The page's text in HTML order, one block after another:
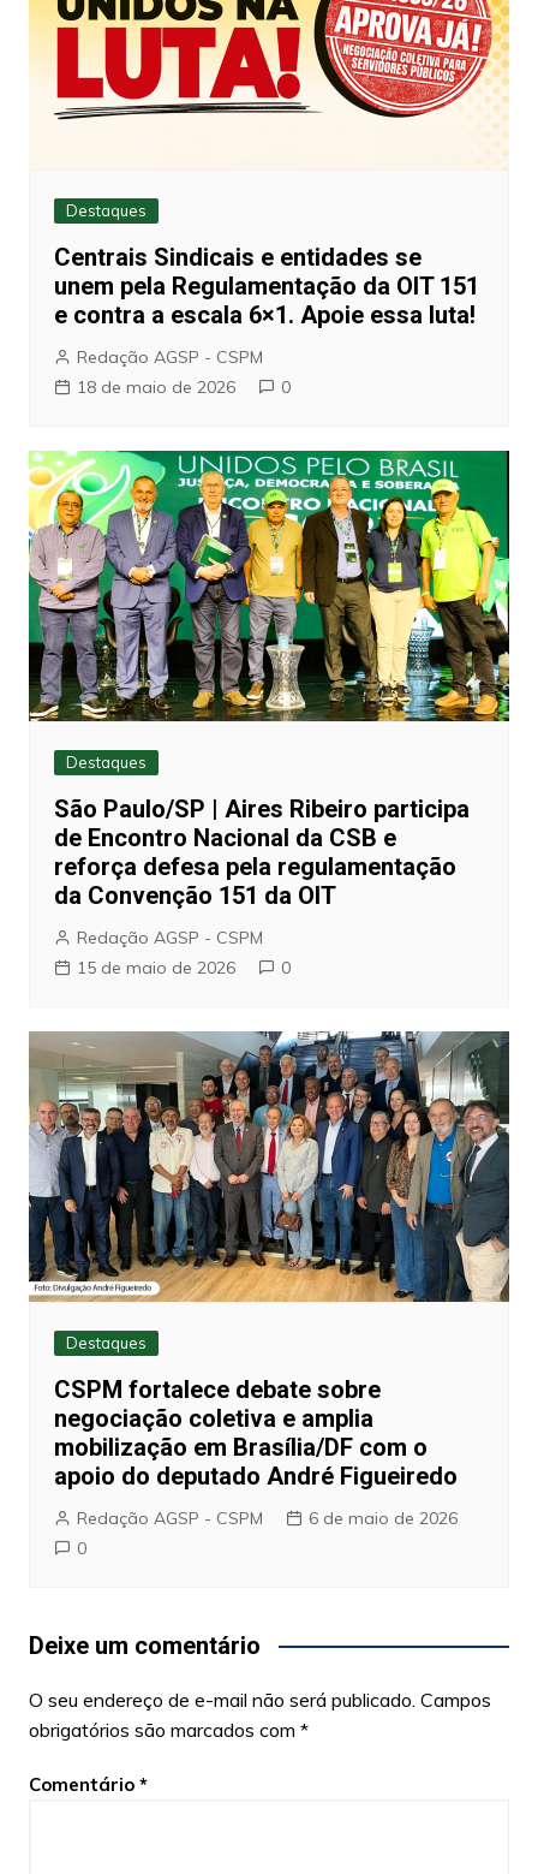
Destaques
Centrais Sindicais e entidades se
unem pela Regulamentação da OIT 151
e contra a escala 6×1. Apoie essa luta!
Redação AGSP - CSPM
18 de maio de 2026
0
Destaques
São Paulo/SP | Aires Ribeiro participa
de Encontro Nacional da CSB e
reforça defesa pela regulamentação
da Convenção 151 da OIT
Redação AGSP - CSPM
15 de maio de 2026
0
Destaques
CSPM fortalece debate sobre
negociação coletiva e amplia
mobilização em Brasília/DF com o
apoio do deputado André Figueiredo
Redação AGSP - CSPM
6 de maio de 2026
0
Deixe um comentário
O seu endereço de e-mail não será publicado. Campos
obrigatórios são marcados com *
Comentário *